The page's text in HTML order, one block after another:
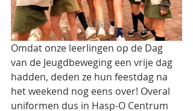
Omdat onze leerlingen op de Dag
van de Jeugdbeweging een vrije dag
hadden, deden ze hun feestdag na
het weekend nog eens over! Overal
uniformen dus in Hasp-O Centrum